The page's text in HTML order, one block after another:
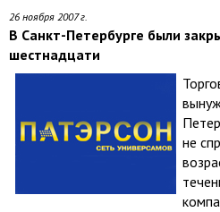
26 ноября 2007 г.
В Санкт-Петербурге были
шестнадцати
не